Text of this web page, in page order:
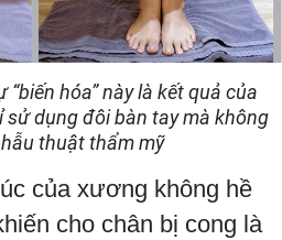
hóa” này là kết quả của
dụng đôi bàn tay mà không
thuật thẩm mỹ
của xương không hề
cho chân bị cong là